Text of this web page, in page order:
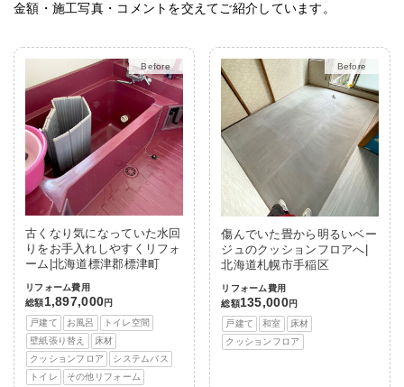
金額・施工写真・コメントを交えてご紹介しています。
After
古くなり気になっていた水回
りをお手入れしやすくリフォ
ーム|北海道標津郡標津町
リフォーム費用
総額1,897,000円
戸建て
お風呂
トイレ空間
壁紙張り替え
床材
クッションフロア
システムバス
トイレ
その他リフォーム
After
傷んでいた畳から明るいベー
ジュのクッションフロアへ|
北海道札幌市手稲区
リフォーム費用
総額135,000円
戸建て
和室
床材
クッションフロア